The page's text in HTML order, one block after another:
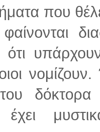
που
ότι
δόκτορα
έχει